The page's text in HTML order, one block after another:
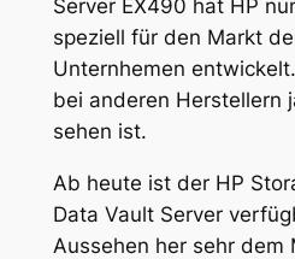
Server EX490 hat HP
speziell für den Markt
Unternhemen
bei anderen Herstellern
sehen ist.
Ab heute ist der HP
Data Vault Server
Aussehen her sehr dem